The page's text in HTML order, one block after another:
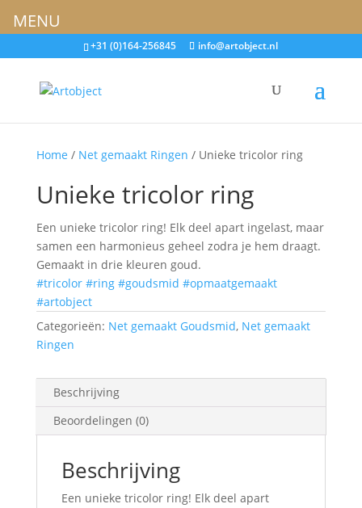
+31 (0)164-256845 info@artobject.nl
Home / Net gemaakt Ringen / Unieke tricolor ring
Unieke tricolor ring
Een unieke tricolor ring! Elk deel apart ingelast, maar
samen een harmonieus geheel zodra je hem draagt.
Gemaakt in drie kleuren goud.
#tricolor #ring #goudsmid #opmaatgemaakt
#artobject
Categorieën: Net gemaakt Goudsmid, Net gemaakt
Ringen
Beschrijving
Beoordelingen (0)
Beschrijving
Een unieke tricolor ring! Elk deel apart
MENU